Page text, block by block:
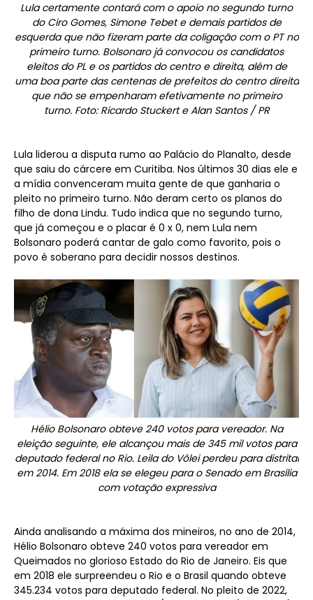
Lula certamente contará com o apoio no segundo turno
do Ciro Gomes, Simone Tebet e demais partidos de
esquerda que não fizeram parte da coligação com o PT no
primeiro turno. Bolsonaro já convocou os candidatos
eleitos do PL e os partidos do centro e direita, além de
uma boa parte das centenas de prefeitos do centro direita
que não se empenharam efetivamente no primeiro
turno. Foto: Ricardo Stuckert e Alan Santos / PR
Lula liderou a disputa rumo ao Palácio do Planalto, desde
que saiu do cárcere em Curitiba. Nos últimos 30 dias ele e
a mídia convenceram muita gente de que ganharia o
pleito no primeiro turno. Não deram certo os planos do
filho de dona Lindu. Tudo indica que no segundo turno,
que já começou e o placar é 0 x 0, nem Lula nem
Bolsonaro poderá cantar de galo como favorito, pois o
povo é soberano para decidir nossos destinos.
Hélio Bolsonaro obteve 240 votos para vereador. Na
eleição seguinte, ele alcançou mais de 345 mil votos para
deputado federal no Rio. Leila do Vôlei perdeu para distrital
em 2014. Em 2018 ela se elegeu para o Senado em Brasília
com votação expressiva
Ainda analisando a máxima dos mineiros, no ano de 2014,
Hélio Bolsonaro obteve 240 votos para vereador em
Queimados no glorioso Estado do Rio de Janeiro. Eis que
em 2018 ele surpreendeu o Rio e o Brasil quando obteve
345.234 votos para deputado federal. No pleito de 2022,